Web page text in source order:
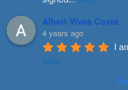
Albert Vives Costa
4 years ago
I
Més